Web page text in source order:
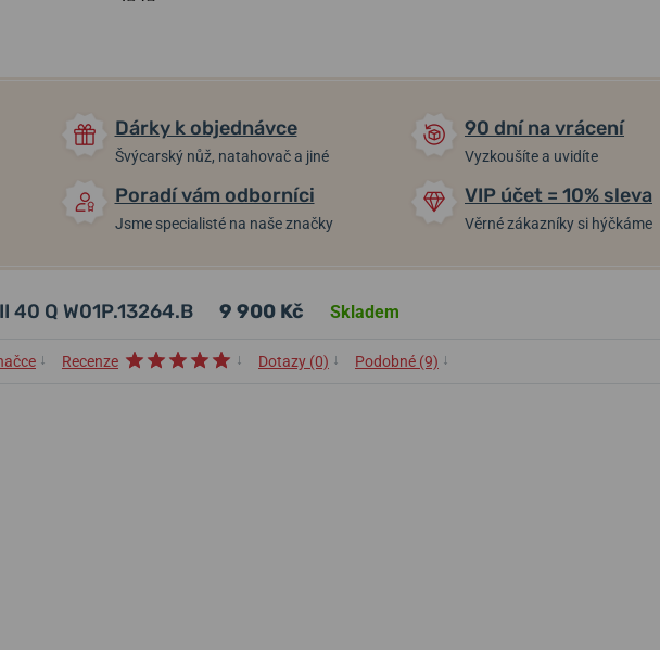
Dárky k objednávce
Švýcarský nůž, natahovač a jiné
90 dní na vrácení
Vyzkoušíte a uvidíte
Poradí vám odborníci
Jsme specialisté na naše značky
VIP účet = 10% sleva
Věrné zákazníky si hýčkáme
40 Q W01P.13264.B 9 900 Kč Skladem
↓ Recenze ↓ Dotazy (0) ↓ Podobné (9) ↓